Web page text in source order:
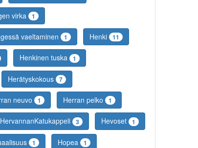
virka 1
vaeltaminen 1 Henki 11
Henkinen tuska 1
Herätyskokous 7
neuvo 1 Herran pelko 1
HervannanKatukappeli 3 Hevoset 1
1 Hopea 1